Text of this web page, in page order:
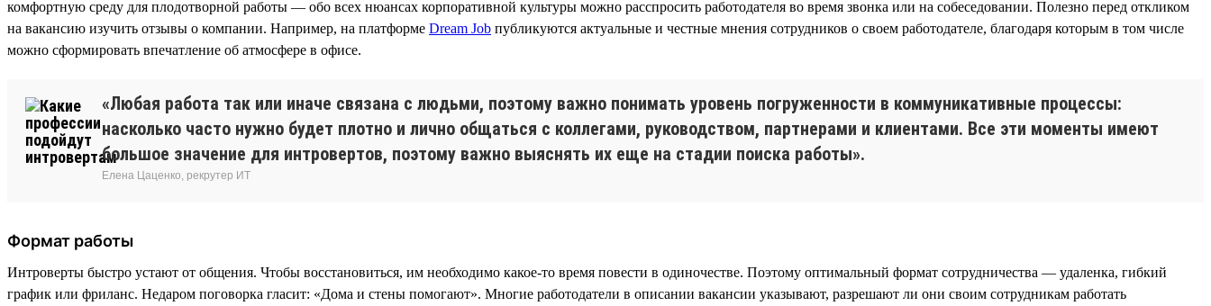
комфортную среду для плодотворной работы — обо всех нюансах корпоративной культуры можно расспросить работодателя во время звонка или на собеседовании. Полезно перед откликом
на вакансию изучить отзывы о компании. Например, на платформе Dream Job публикуются актуальные и честные мнения сотрудников о своем работодателе, благодаря которым в том числе
можно сформировать впечатление об атмосфере в офисе.
«Любая работа так или иначе связана с людьми, поэтому важно понимать уровень погруженности в коммуникативные процессы:
насколько часто нужно будет плотно и лично общаться с коллегами, руководством, партнерами и клиентами. Все эти моменты имеют
большое значение для интровертов, поэтому важно выяснять их еще на стадии поиска работы».
Елена Цаценко, рекрутер ИТ
Формат работы
Интроверты быстро устают от общения. Чтобы восстановиться, им необходимо какое-то время повести в одиночестве. Поэтому оптимальный формат сотрудничества — удаленка, гибкий
график или фриланс. Недаром поговорка гласит: «Дома и стены помогают». Многие работодатели в описании вакансии указывают, разрешают ли они своим сотрудникам работать